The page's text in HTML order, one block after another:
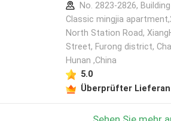
No. 2823-2826,
Classic mingjia
North Station Road,
Street, Furong district,
Hunan ,China
5.0
Überprüfter